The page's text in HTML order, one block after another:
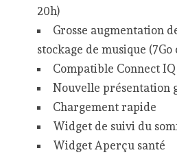
20h)
Grosse augmentation
stockage de musique (7Go
Compatible Connect IQ
Nouvelle présentation
Chargement rapide
Widget de suivi du
Widget Aperçu santé